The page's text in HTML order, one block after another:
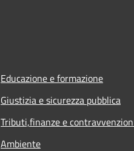
Educazione e formazione
Giustizia e sicurezza pubblica
Tributi,finanze e
Ambiente